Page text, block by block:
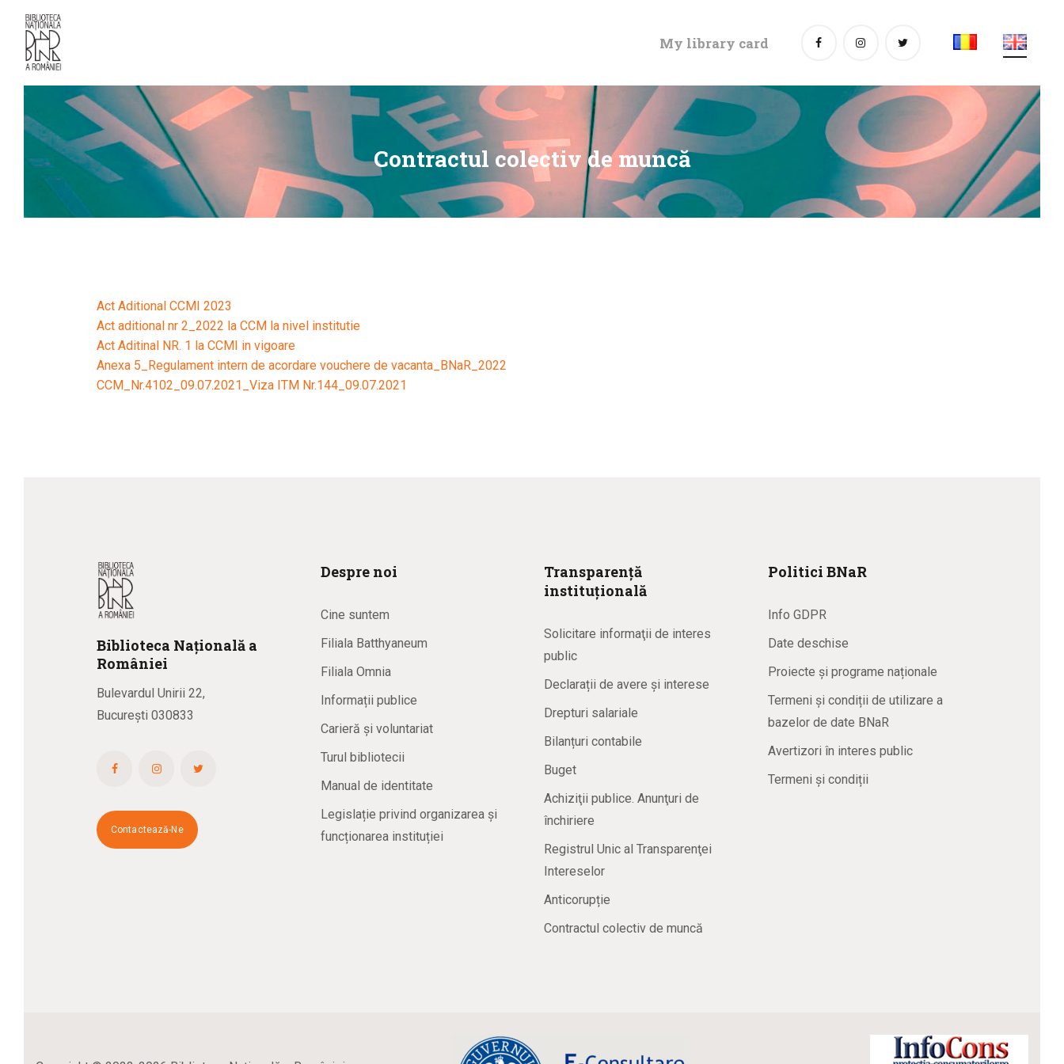
My library card
Contractul colectiv de muncă
Act Aditional CCMI 2023
Act aditional nr 2_2022 la CCM la nivel institutie
Act Aditinal NR. 1 la CCMI in vigoare
Anexa 5_Regulament intern de acordare vouchere de vacanta_BNaR_2022
CCM_Nr.4102_09.07.2021_Viza ITM Nr.144_09.07.2021
Biblioteca Națională a
României
Bulevardul Unirii 22,
București 030833
Contactează-Ne
Despre noi
Cine suntem
Filiala Batthyaneum
Filiala Omnia
Informații publice
Carieră și voluntariat
Turul bibliotecii
Manual de identitate
Legislație privind organizarea și
funcționarea instituției
Transparență
instituțională
Solicitare informaţii de interes
public
Declarații de avere și interese
Drepturi salariale
Bilanțuri contabile
Buget
Achiziţii publice. Anunţuri de
închiriere
Registrul Unic al Transparenţei
Intereselor
Anticorupție
Contractul colectiv de muncă
Politici BNaR
Info GDPR
Date deschise
Proiecte și programe naționale
Termeni și condiții de utilizare a
bazelor de date BNaR
Avertizori în interes public
Termeni și condiții